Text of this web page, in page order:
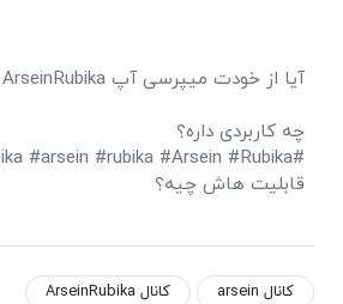
آیا از خودت میپرسی آپ ArseinRubika چیه؟
چه کاربردی داره؟
#arseinrubika #ArseinRubika #arsein #rubika #Arsein #Rubika
قابلیت هاش چیه؟
کانال arsein کانال ArseinRubika